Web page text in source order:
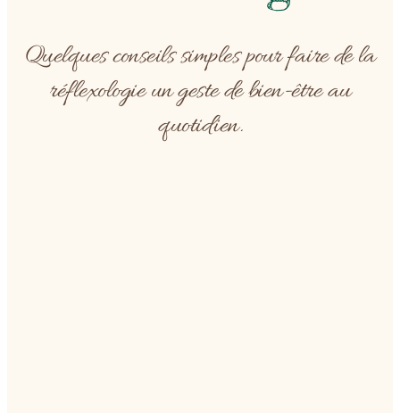
Quelques conseils simples pour faire de la
réflexologie un geste de bien-être au
quotidien.